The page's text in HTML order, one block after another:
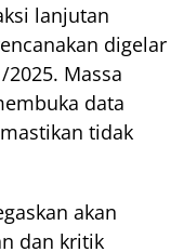
lanjutan
digelar
Massa
data
tidak
akan
dan kritik